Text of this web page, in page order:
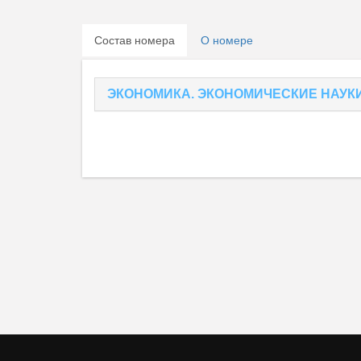
Состав номера О номере
ЭКОНОМИКА. ЭКОНОМИЧЕСКИЕ